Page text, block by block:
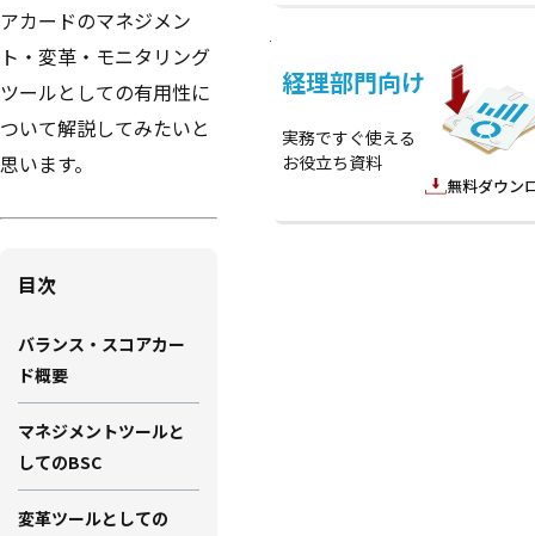
アカードのマネジメン
ト・変革・モニタリング
ツールとしての有用性に
ついて解説してみたいと
思います。
目次
バランス・スコアカー
ド概要
マネジメントツールと
してのBSC
変革ツールとしての
経理部門向け
実務ですぐ使える
お役立ち資料
無料ダウン